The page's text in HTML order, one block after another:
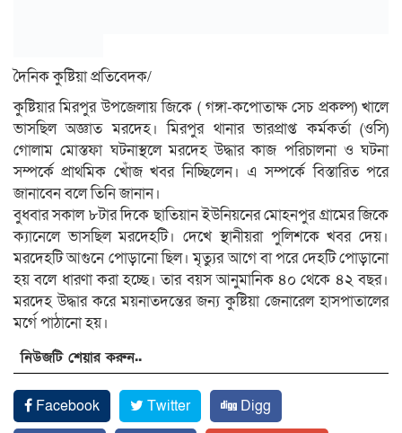
দৈনিক কুষ্টিয়া প্রতিবেদক/
কুষ্টিয়ার মিরপুর উপজেলায় জিকে ( গঙ্গা-কপোতাক্ষ সেচ প্রকল্প) খালে
ভাসছিল অজ্ঞাত মরদেহ। মিরপুর থানার ভারপ্রাপ্ত কর্মকর্তা (ওসি)
গোলাম মোস্তফা ঘটনাস্থলে মরদেহ উদ্ধার কাজ পরিচালনা ও ঘটনা
সম্পর্কে প্রাথমিক খোঁজ খবর নিচ্ছিলেন। এ সম্পর্কে বিস্তারিত পরে
জানাবেন বলে তিনি জানান।
বুধবার সকাল ৮টার দিকে ছাতিয়ান ইউনিয়নের মোহনপুর গ্রামের জিকে
ক্যানেলে ভাসছিল মরদেহটি। দেখে স্থানীয়রা পুলিশকে খবর দেয়।
মরদেহটি আগুনে পোড়ানো ছিল। মৃত্যুর আগে বা পরে দেহটি পোড়ানো
হয় বলে ধারণা করা হচ্ছে। তার বয়স আনুমানিক ৪০ থেকে ৪২ বছর।
মরদেহ উদ্ধার করে ময়নাতদন্তের জন্য কুষ্টিয়া জেনারেল হাসপাতালের
মর্গে পাঠানো হয়।
নিউজটি শেয়ার করুন..
Facebook Twitter
Digg